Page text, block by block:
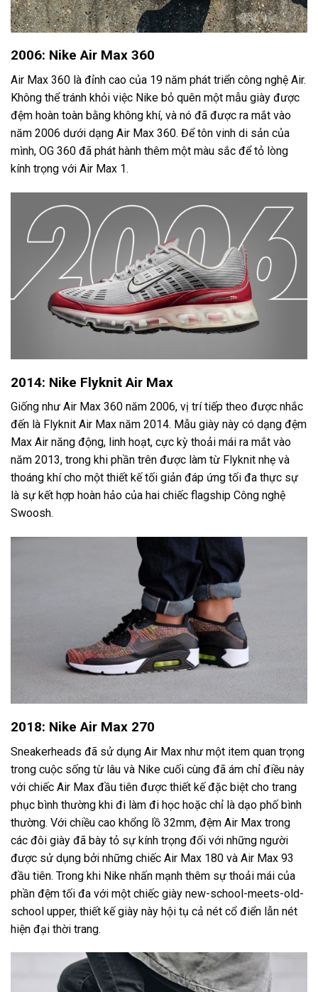
2006: Nike Air Max 360
Air Max 360 là đỉnh cao của 19 năm phát triển công nghệ Air.
Không thể tránh khỏi việc Nike bỏ quên một mẫu giày được
đệm hoàn toàn bằng không khí, và nó đã được ra mắt vào
năm 2006 dưới dạng Air Max 360. Để tôn vinh di sản của
mình, OG 360 đã phát hành thêm một màu sắc để tỏ lòng
kính trọng với Air Max 1.
2014: Nike Flyknit Air Max
Giống như Air Max 360 năm 2006, vị trí tiếp theo được nhắc
đến là Flyknit Air Max năm 2014. Mẫu giày này có dạng đệm
Max Air năng động, linh hoạt, cực kỳ thoải mái ra mắt vào
năm 2013, trong khi phần trên được làm từ Flyknit nhẹ và
thoáng khí cho một thiết kế tối giản đáp ứng tối đa thực sự
là sự kết hợp hoàn hảo của hai chiếc flagship Công nghệ
Swoosh.
2018: Nike Air Max 270
Sneakerheads đã sử dụng Air Max như một item quan trọng
trong cuộc sống từ lâu và Nike cuối cùng đã ám chỉ điều này
với chiếc Air Max đầu tiên được thiết kế đặc biệt cho trang
phục bình thường khi đi làm đi học hoặc chỉ là dạo phố bình
thường. Với chiều cao khổng lồ 32mm, đệm Air Max trong
các đôi giày đã bày tỏ sự kính trọng đối với những người
được sử dụng bởi những chiếc Air Max 180 và Air Max 93
đầu tiên. Trong khi Nike nhấn mạnh thêm sự thoải mái của
phần đệm tối đa với một chiếc giày new-school-meets-old-
school upper, thiết kế giày này hội tụ cả nét cổ điển lẫn nét
hiện đại thời trang.